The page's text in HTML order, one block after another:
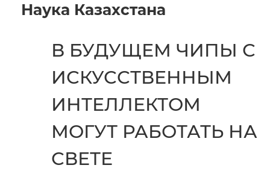
Наука Казахстана
В БУДУЩЕМ ЧИПЫ С
ИСКУССТВЕННЫМ
ИНТЕЛЛЕКТОМ
МОГУТ РАБОТАТЬ НА
СВЕТЕ